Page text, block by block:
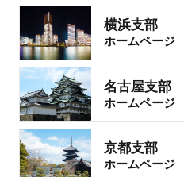
横浜支部
ホームページ
名古屋支部
ホームページ
京都支部
ホームページ